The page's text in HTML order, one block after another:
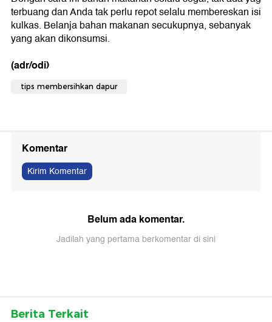
terbuang dan Anda tak perlu repot selalu membereskan isi
kulkas. Belanja bahan makanan secukupnya, sebanyak
yang akan dikonsumsi.
(adr/odi)
tips membersihkan dapur
Komentar
Kirim Komentar
Belum ada komentar.
Jadilah yang pertama berkomentar di sini
Berita Terkait